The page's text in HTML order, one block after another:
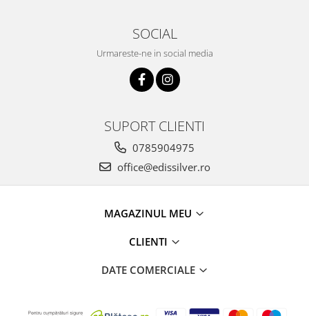
SOCIAL
Urmareste-ne in social media
SUPORT CLIENTI
0785904975
office@edissilver.ro
MAGAZINUL MEU
CLIENTI
DATE COMERCIALE